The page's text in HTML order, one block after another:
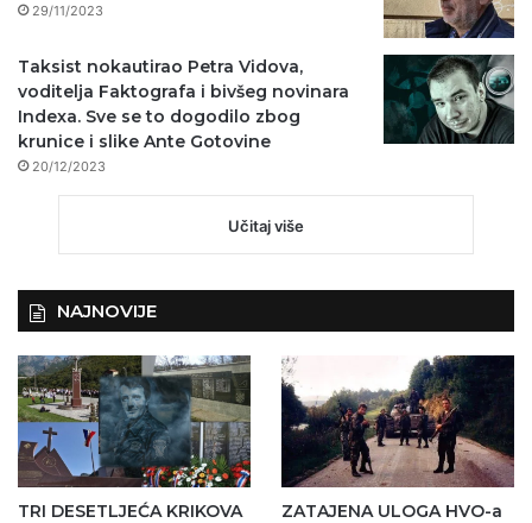
29/11/2023
Taksist nokautirao Petra Vidova,
voditelja Faktografa i bivšeg novinara
Indexa. Sve se to dogodilo zbog
krunice i slike Ante Gotovine
20/12/2023
Učitaj više
NAJNOVIJE
TRI DESETLJEĆA KRIKOVA
ZATAJENA ULOGA HVO-a